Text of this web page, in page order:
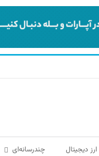
ارز دیجیتال چندرسانه‌ای